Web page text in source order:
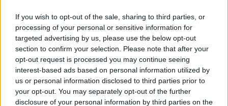
If you wish to opt-out of the sale, sharing to third parties, or
processing of your personal or sensitive information for
targeted advertising by us, please use the below opt-out
section to confirm your selection. Please note that after your
opt-out request is processed you may continue seeing
interest-based ads based on personal information utilized by
us or personal information disclosed to third parties prior to
your opt-out. You may separately opt-out of the further
disclosure of your personal information by third parties on the
Portfolio
2024. szeptember 04. 14:09
A magyar Acemil Csoport a kínai CRRC Zhuzhou
Locomotive-val közösen gördülőállomány gyártó
üzemet építhet Magyarországon, amely az
európai piacra gyártana vasúti járműveket -